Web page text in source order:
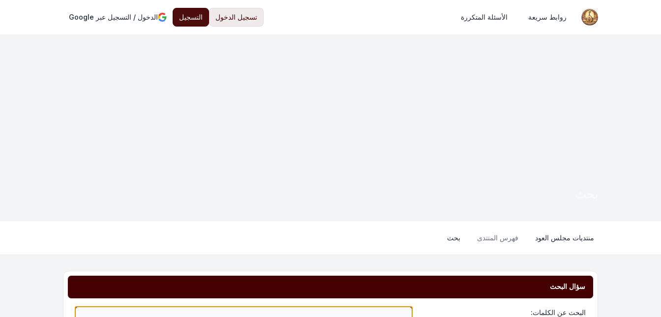
روابط سريعة الأسئلة المتكررة تسجيل الدخول التسجيل الدخول / التسجيل عبر Google
منتديات مجلس العود فهرس المنتدى بحث
سؤال البحث
البحث عن الكلمات: